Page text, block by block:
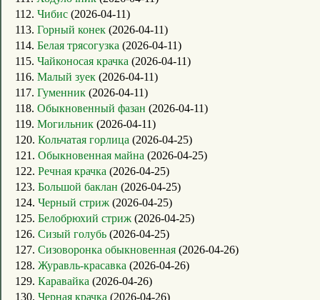
112. Чибис (2026-04-11)
113. Горный конек (2026-04-11)
114. Белая трясогузка (2026-04-11)
115. Чайконосая крачка (2026-04-11)
116. Малый зуек (2026-04-11)
117. Гуменник (2026-04-11)
118. Обыкновенный фазан (2026-04-11)
119. Могильник (2026-04-11)
120. Кольчатая горлица (2026-04-25)
121. Обыкновенная майна (2026-04-25)
122. Речная крачка (2026-04-25)
123. Большой баклан (2026-04-25)
124. Черный стриж (2026-04-25)
125. Белобрюхий стриж (2026-04-25)
126. Сизый голубь (2026-04-25)
127. Сизоворонка обыкновенная (2026-04-26)
128. Журавль-красавка (2026-04-26)
129. Каравайка (2026-04-26)
130. Черная крачка (2026-04-26)